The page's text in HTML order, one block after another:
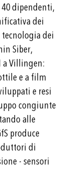
dipendenti,
dei
dei
Siber,
a Villingen:
e a film
e resi
congiunte
alle
produce
di
- sensori